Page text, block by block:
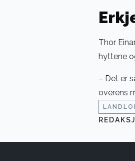
Thor
hyttene
– Det er
overens